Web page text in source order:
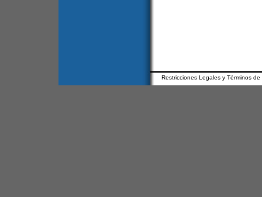
Restricciones Legales y Términos de